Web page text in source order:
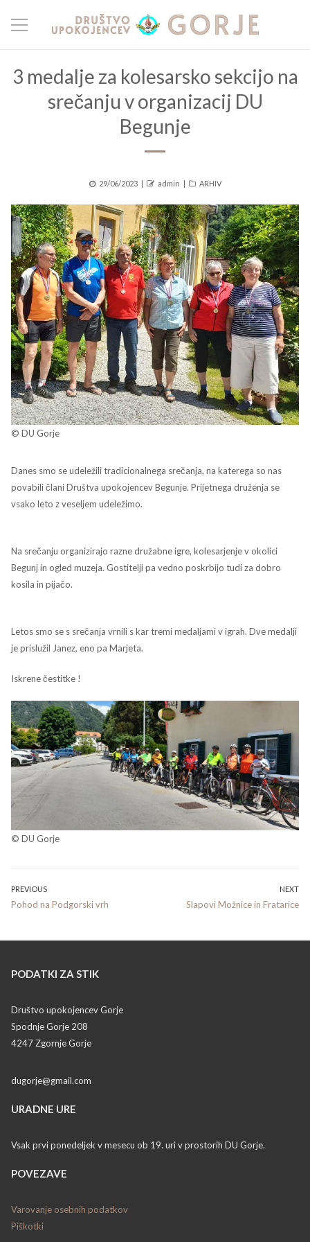
3 medalje za kolesarsko sekcijo na
srečanju v organizacij DU
Begunje
Posted
29/06/2023 Author
admin Categories
ARHIV
© DU Gorje
Danes smo se udeležili tradicionalnega srečanja, na katerega so nas
povabili člani Društva upokojencev Begunje. Prijetnega druženja se
vsako leto z veseljem udeležimo.
Na srečanju organizirajo razne družabne igre, kolesarjenje v okolici
Begunj in ogled muzeja. Gostitelji pa vedno poskrbijo tudi za dobro
kosila in pijačo.
Letos smo se s srečanja vrnili s kar tremi medaljami v igrah. Dve medalji
je prislužil Janez, eno pa Marjeta.
Iskrene čestitke !
© DU Gorje
Navigacija
prispevka
PREVIOUS
Previous
Pohod na Podgorski vrh
NEXT
Next
Slapovi Možnice in Fratarice
PODATKI ZA STIK
Društvo upokojencev Gorje
Spodnje Gorje 208
4247 Zgornje Gorje
dugorje@gmail.com
URADNE URE
Vsak prvi ponedeljek v mesecu ob 19. uri v prostorih DU Gorje.
POVEZAVE
Varovanje osebnih podatkov
Piškotki